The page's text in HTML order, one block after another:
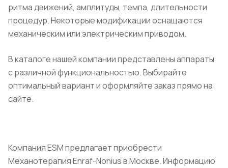
ритма движений, амплитуды, темпа, длительности
процедур. Некоторые модификации оснащаются
механическим или электрическим приводом.
В каталоге нашей компании представлены аппараты
с различной функциональностью. Выбирайте
оптимальный вариант и оформляйте заказ прямо на
сайте.
Компания ESM предлагает приобрести
Механотерапия Enraf-Nonius в Москве. Информацию